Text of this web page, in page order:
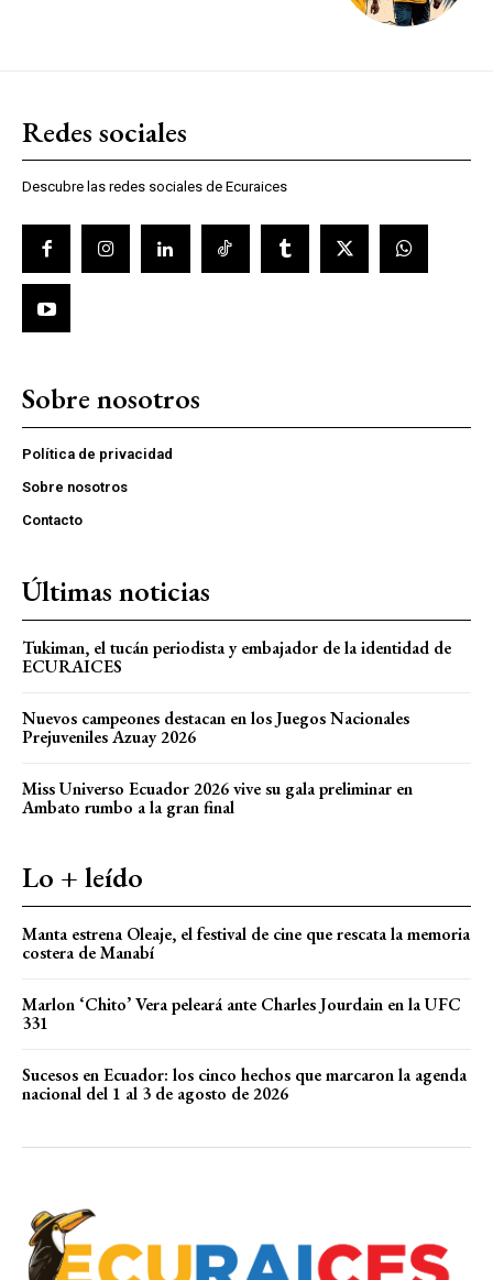
Redes sociales
Descubre las redes sociales de Ecuraices
Sobre nosotros
Política de privacidad
Sobre nosotros
Contacto
Últimas noticias
Tukiman, el tucán periodista y embajador de la identidad de
ECURAICES
Nuevos campeones destacan en los Juegos Nacionales
Prejuveniles Azuay 2026
Miss Universo Ecuador 2026 vive su gala preliminar en
Ambato rumbo a la gran final
Lo + leído
Manta estrena Oleaje, el festival de cine que rescata la memoria
costera de Manabí
Marlon ‘Chito’ Vera peleará ante Charles Jourdain en la UFC
331
Sucesos en Ecuador: los cinco hechos que marcaron la agenda
nacional del 1 al 3 de agosto de 2026